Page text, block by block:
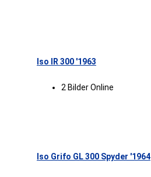
Iso IR 300 '1963
2 Bilder Online
Iso Grifo GL 300 Spyder '1964